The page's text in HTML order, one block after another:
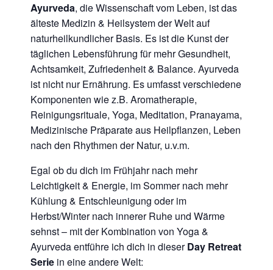
Ayurveda, die Wissenschaft vom Leben, ist das
älteste Medizin & Heilsystem der Welt auf
naturheilkundlicher Basis. Es ist die Kunst der
täglichen Lebensführung für mehr Gesundheit,
Achtsamkeit, Zufriedenheit & Balance. Ayurveda
ist nicht nur Ernährung. Es umfasst verschiedene
Komponenten wie z.B. Aromatherapie,
Reinigungsrituale, Yoga, Meditation, Pranayama,
Medizinische Präparate aus Heilpflanzen, Leben
nach den Rhythmen der Natur, u.v.m.
Egal ob du dich im Frühjahr nach mehr
Leichtigkeit & Energie, im Sommer nach mehr
Kühlung & Entschleunigung oder im
Herbst/Winter nach innerer Ruhe und Wärme
sehnst – mit der Kombination von Yoga &
Ayurveda entführe ich dich in dieserDay Retreat
Serie in eine andere Welt: